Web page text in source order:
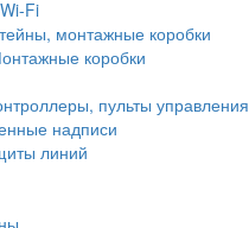
Fi
монтажные коробки
коробки
пульты управления
надписи
линий